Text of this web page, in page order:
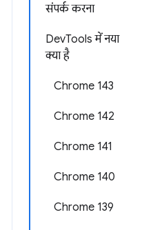
संपर्क करना
DevTools में नया
क्या है
Chrome 143
Chrome 142
Chrome 141
Chrome 140
Chrome 139